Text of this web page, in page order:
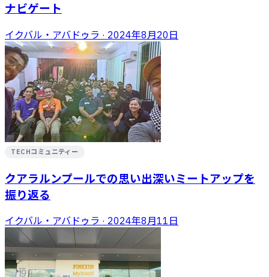
ナビゲート
イクバル・アバドゥラ · 2024年8月20日
TECHコミュニティー
クアラルンプールでの思い出深いミートアップを
振り返る
イクバル・アバドゥラ · 2024年8月11日